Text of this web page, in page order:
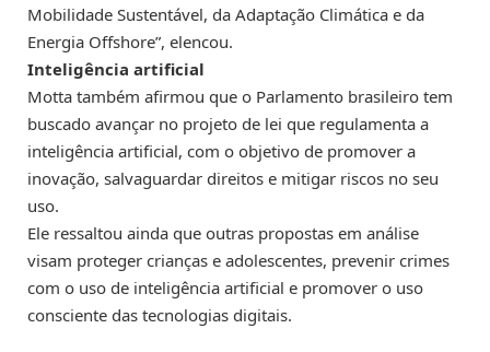
Mobilidade Sustentável, da Adaptação Climática e da
Energia Offshore”, elencou.
Inteligência artificial
Motta também afirmou que o Parlamento brasileiro tem
buscado avançar no projeto de lei que regulamenta a
inteligência artificial, com o objetivo de promover a
inovação, salvaguardar direitos e mitigar riscos no seu
uso.
Ele ressaltou ainda que outras propostas em análise
visam proteger crianças e adolescentes, prevenir crimes
com o uso de inteligência artificial e promover o uso
consciente das tecnologias digitais.